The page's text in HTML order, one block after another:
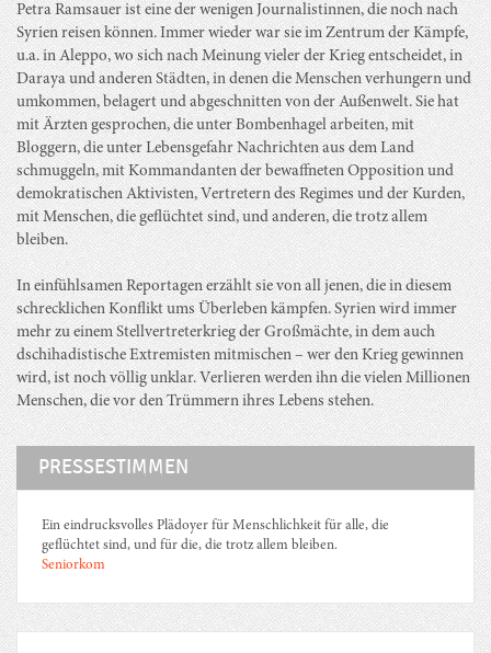
Petra Ramsauer ist eine der wenigen Journalistinnen, die noch nach
Syrien reisen können. Immer wieder war sie im Zentrum der Kämpfe,
u.a. in Aleppo, wo sich nach Meinung vieler der Krieg entscheidet, in
Daraya und anderen Städten, in denen die Menschen verhungern und
umkommen, belagert und abgeschnitten von der Außenwelt. Sie hat
mit Ärzten gesprochen, die unter Bombenhagel arbeiten, mit
Bloggern, die unter Lebensgefahr Nachrichten aus dem Land
schmuggeln, mit Kommandanten der bewaffneten Opposition und
demokratischen Aktivisten, Vertretern des Regimes und der Kurden,
mit Menschen, die geflüchtet sind, und anderen, die trotz allem
bleiben.
In einfühlsamen Reportagen erzählt sie von all jenen, die in diesem
schrecklichen Konflikt ums Überleben kämpfen. Syrien wird immer
mehr zu einem Stellvertreterkrieg der Großmächte, in dem auch
dschihadistische Extremisten mitmischen – wer den Krieg gewinnen
wird, ist noch völlig unklar. Verlieren werden ihn die vielen Millionen
Menschen, die vor den Trümmern ihres Lebens stehen.
PRESSESTIMMEN
Ein eindrucksvolles Plädoyer für Menschlichkeit für alle, die
geflüchtet sind, und für die, die trotz allem bleiben.
Seniorkom